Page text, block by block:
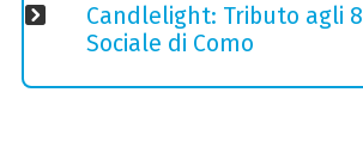
Candlelight: Tributo agli
Sociale di Como